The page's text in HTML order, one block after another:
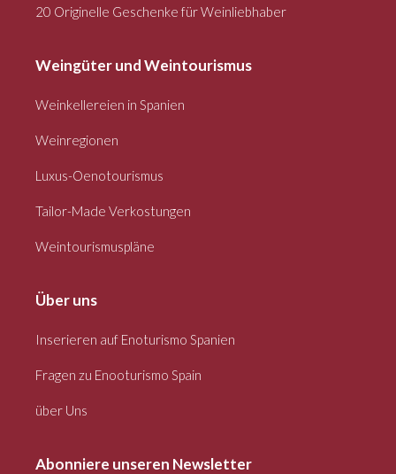
20 Originelle Geschenke für Weinliebhaber
Weingüter und Weintourismus
Weinkellereien in Spanien
Weinregionen
Luxus-Oenotourismus
Tailor-Made Verkostungen
Weintourismuspläne
Über uns
Inserieren auf Enoturismo Spanien
Fragen zu Enooturismo Spain
über Uns
Abonniere unseren Newsletter